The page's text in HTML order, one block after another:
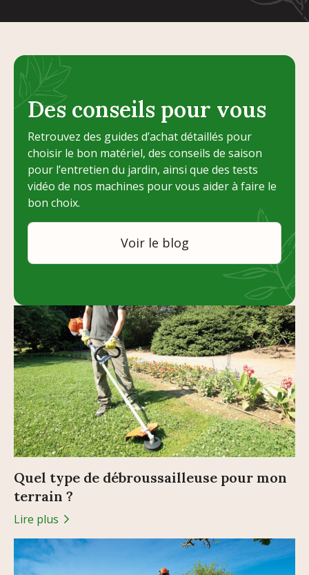
Des conseils pour vous
Retrouvez des guides d’achat détaillés pour
choisir le bon matériel, des conseils de saison
pour l’entretien du jardin, ainsi que des tests
vidéo de nos machines pour vous aider à faire le
bon choix.
Voir le blog
Quel type de débroussailleuse pour mon
terrain ?
Lire plus